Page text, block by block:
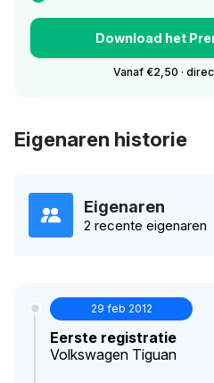
Download het
Vanaf €2,50 ·
Eigenaren historie
Eigenaren
2 recente eigenaren
29 feb 2012
Eerste registratie
Volkswagen Tiguan